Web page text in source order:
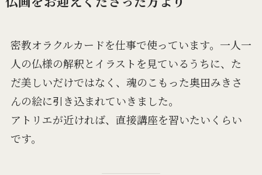
密教オラクルカードを仕事で使っています。一人一
人の仏様の解釈とイラストを見ているうちに、た
だ美しいだけではなく、魂のこもった奥田みきさ
んの絵に引き込まれていきました。
アトリエが近ければ、直接講座を習いたいくらい
です。